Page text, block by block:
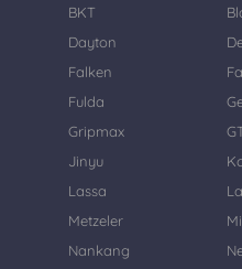
BKT
Dayton
Falken
Fulda
Gripmax
Jinyu
Lassa
Metzeler
Nankang